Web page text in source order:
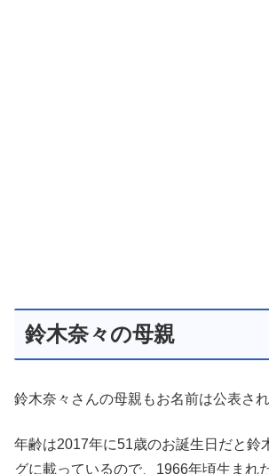
鈴木奈々の母親
鈴木奈々さんの母親もお名前は公表され
年齢は2017年に51歳のお誕生日だと鈴
グに載っているので、1966年頃生まれ